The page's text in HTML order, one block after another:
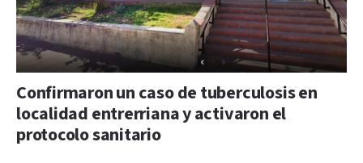
Confirmaron un caso de tuberculosis en
localidad entrerriana y activaron el
protocolo sanitario